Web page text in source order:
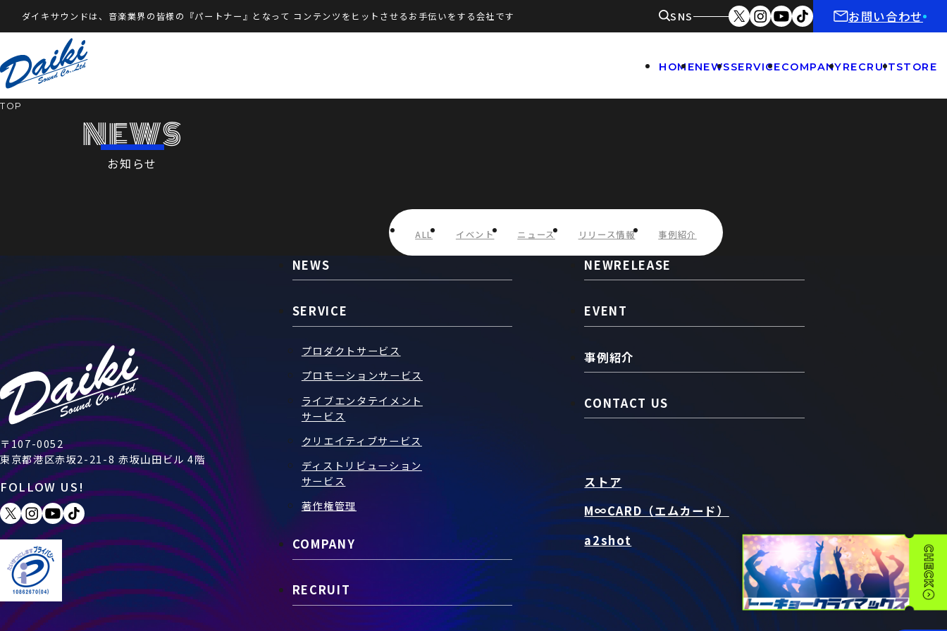
ダイキサウンドは、音楽業界の皆様の『パートナー』となって コンテンツをヒットさせるお手伝いをする会社です SNS お問い合わせ
HOMENEWSSERVICECOMPANYRECRUITSTORE
TOP
NEWS
お知らせ
ALL イベント ニュース リリース情報 事例紹介
〒107-0052
東京都港区赤坂2-21-8 赤坂山田ビル 4階
FOLLOW US!
NEWS
SERVICE
プロダクトサービス
プロモーションサービス
ライブエンタテイメント
サービス
クリエイティブサービス
ディストリビューション
サービス
著作権管理
COMPANY
RECRUIT
NEWRELEASE
EVENT
事例紹介
CONTACT US
ストア
M∞CARD（エムカード）
a2shot